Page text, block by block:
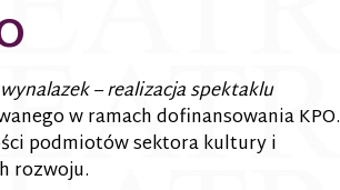
– realizacja spektaklu
w ramach dofinansowania KPO.
podmiotów sektora kultury i
rozwoju.